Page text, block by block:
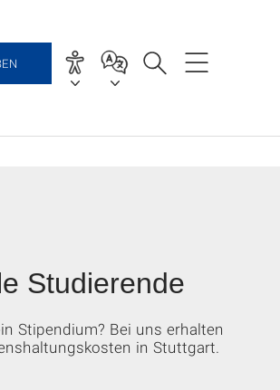
Studierende
Stipendium? Bei uns erhalten
in Stuttgart.